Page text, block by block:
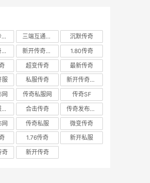
刚开一秒传奇 三端互通传奇
沉默传奇
热血传奇私服
新开传奇私服
1.80传奇
超变传奇
最新传奇
服
私服传奇
新开传奇网站
网
传奇私服网
传奇SF
传奇私服发布网
合击传奇
传奇发布网新开服
网
传奇私服
微变传奇
1.76传奇
新开私服
奇
新开传奇